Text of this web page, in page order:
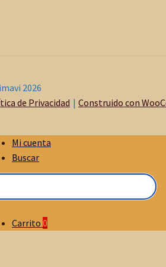
2026
de Privacidad
Construido con
Mi cuenta
Buscar
Carrito0